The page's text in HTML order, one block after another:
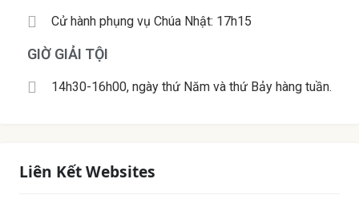
Cử hành phụng vụ Chúa Nhật: 17h15
GIỜ GIẢI TỘI
14h30-16h00, ngày thứ Năm và thứ Bảy hàng tuần.
Liên Kết Websites